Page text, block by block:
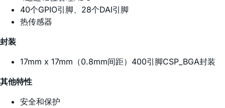
40个GPIO引脚、28个DAI引脚
热传感器
封装
17mm x 17mm（0.8mm间距）400引脚CSP_BGA封装
其他特性
安全和保护